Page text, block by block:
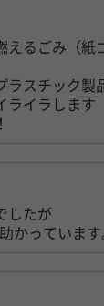
えるごみ（
ラスチック
ライラします
したが
かっています